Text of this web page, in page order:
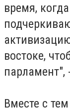
время,
востоке,
парламент",
Вместе с